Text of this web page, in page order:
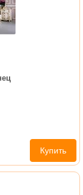
Купить